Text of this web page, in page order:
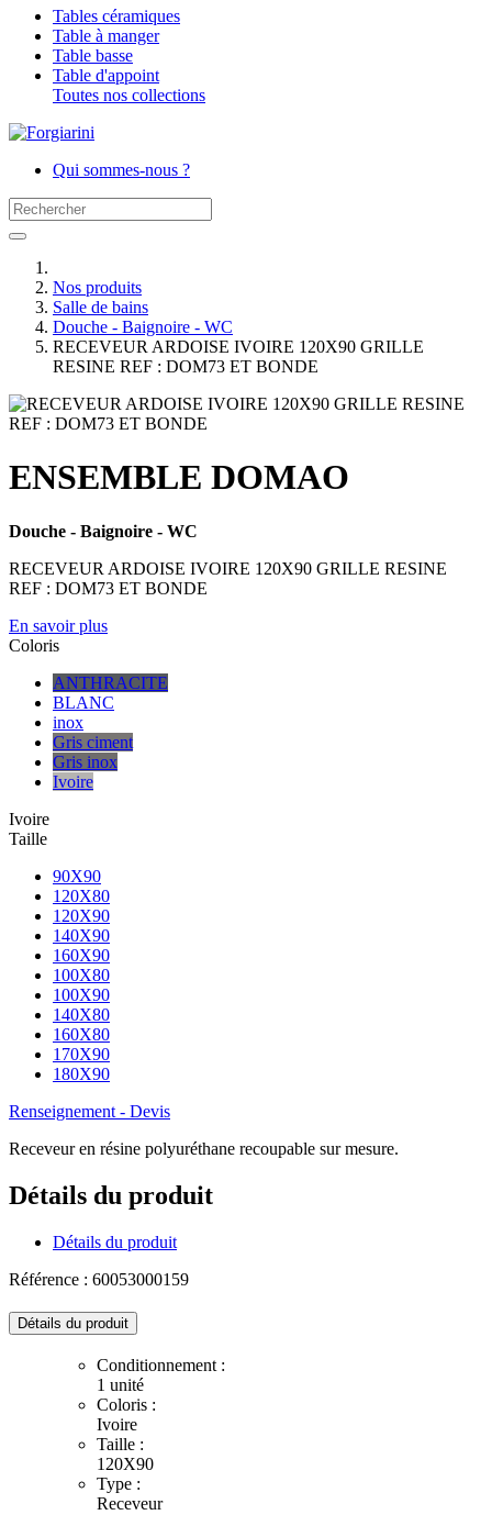
Tables céramiques
Table à manger
Table basse
Table d'appoint
Toutes nos collections
Qui sommes-nous ?
Nos produits
Salle de bains
Douche - Baignoire - WC
RECEVEUR ARDOISE IVOIRE 120X90 GRILLE
RESINE REF : DOM73 ET BONDE
ENSEMBLE DOMAO
Douche - Baignoire - WC
RECEVEUR ARDOISE IVOIRE 120X90 GRILLE RESINE
REF : DOM73 ET BONDE
En savoir plus
Coloris
ANTHRACITE
BLANC
inox
Gris ciment
Gris inox
Ivoire
Ivoire
Taille
90X90
120X80
120X90
140X90
160X90
100X80
100X90
140X80
160X80
170X90
180X90
Renseignement - Devis
Receveur en résine polyuréthane recoupable sur mesure.
Détails du produit
Détails du produit
Référence : 60053000159
Détails du produit
Conditionnement :
1 unité
Coloris :
Ivoire
Taille :
120X90
Type :
Receveur